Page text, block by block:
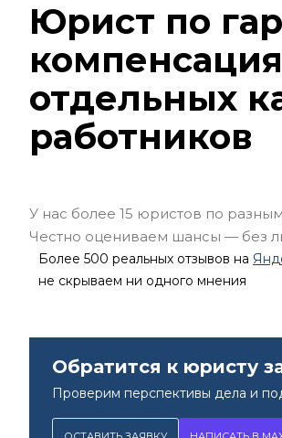
Юрист по
отдельных
работников
У нас более 15 юристов по
Честно оцениваем шансы — без
Более 500 реальных отзывов на
не скрываем ни одного мнения
Обратится к юристу
Проверим перспективы дела и